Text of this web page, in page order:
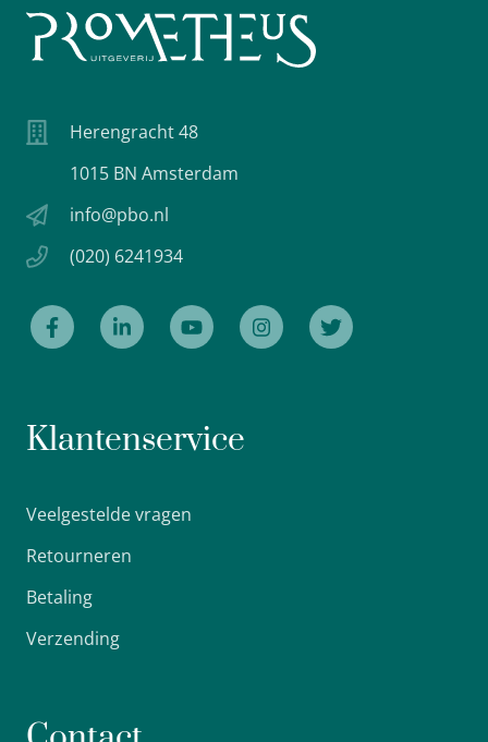
Herengracht 48
1015 BN Amsterdam
info@pbo.nl
(020) 6241934
Klantenservice
Veelgestelde vragen
Retourneren
Betaling
Verzending